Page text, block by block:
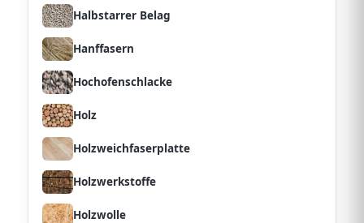
Halbstarrer Belag
Hanffasern
Hochofenschlacke
Holz
Holzweichfaserplatte
Holzwerkstoffe
Holzwolle